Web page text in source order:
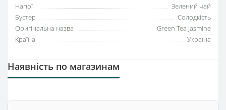
Напої
Зелений чай
Бустер
Солодкість
Оригінальна назва
Green Tea Jasmine
Країна
Україна
Наявність по магазинам